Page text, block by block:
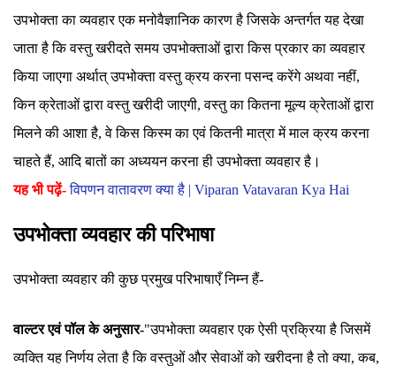
उपभोक्ता का व्यवहार एक मनोवैज्ञानिक कारण है जिसके अन्तर्गत यह देखा
जाता है कि वस्तु खरीदते समय उपभोक्ताओं द्वारा किस प्रकार का व्यवहार
किया जाएगा अर्थात् उपभोक्ता वस्तु क्रय करना पसन्द करेंगे अथवा नहीं,
किन क्रेताओं द्वारा वस्तु खरीदी जाएगी, वस्तु का कितना मूल्य क्रेताओं द्वारा
मिलने की आशा है, वे किस किस्म का एवं कितनी मात्रा में माल क्रय करना
चाहते हैं, आदि बातों का अध्ययन करना ही उपभोक्ता व्यवहार है।
यह भी पढ़ें-विपणन वातावरण क्या है | Viparan Vatavaran Kya Hai
उपभोक्ता व्यवहार की परिभाषा
उपभोक्ता व्यवहार की कुछ प्रमुख परिभाषाएँ निम्न हैं-
वाल्टर एवं पॉल के अनुसार-"उपभोक्ता व्यवहार एक ऐसी प्रक्रिया है जिसमें
व्यक्ति यह निर्णय लेता है कि वस्तुओं और सेवाओं को खरीदना है तो क्या, कब,